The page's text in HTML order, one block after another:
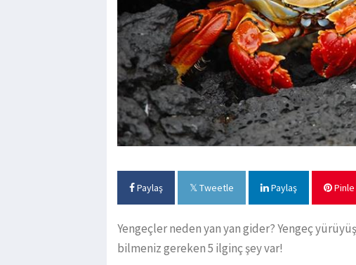
Paylaş Tweetle Paylaş Pinle
Yengeçler neden yan yan gider? Yengeç
bilmeniz gereken 5 ilginç şey var!